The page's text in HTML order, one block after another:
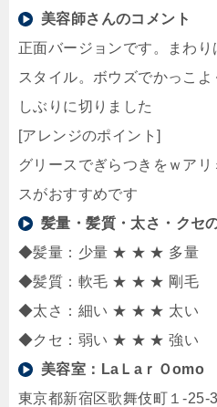
美容師さんのコメント
正面バージョンです。まわ
スタイル。ボウズでかっこ
しぶりに切りました
[アレンジのポイント]
グリースでぎらつきをｗア
スがおすすめです
髪量・髪質・太さ・クセ
◆髪量：少量 ★ ★ ★ 多量
◆髪質：軟毛 ★ ★ ★ 剛毛
◆太さ：細い ★ ★ ★ 太い
◆クセ：弱い ★ ★ ★ 強い
美容室： LaＬaｒＯomo
東京都新宿区歌舞伎町１-25-